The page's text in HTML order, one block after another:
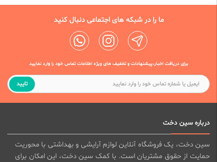
ما را در شبکه های اجتماعی دنبال کنید
برای دریافت اخبار،پیشنهادات و تخفیف های ویژه اطلاعات تماس خود را وارد نمایید
تایید
درباره سین دخت
سین دخت، یک فروشگاه آنلاین لوازم آرایشی و بهداشتی با محوریت
حمایت از حقوق مشتریان است. با کمک سین دخت، این امکان برای